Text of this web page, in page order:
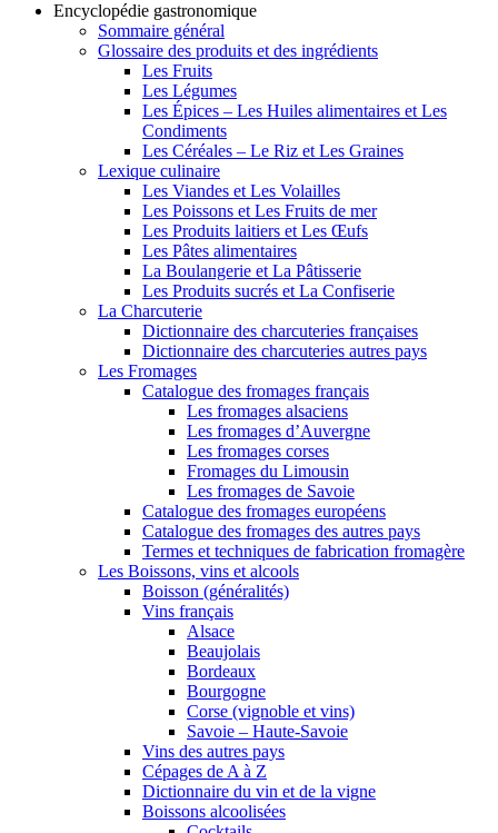
Encyclopédie gastronomique
Sommaire général
Glossaire des produits et des ingrédients
Les Fruits
Les Légumes
Les Épices – Les Huiles alimentaires et Les
Condiments
Les Céréales – Le Riz et Les Graines
Lexique culinaire
Les Viandes et Les Volailles
Les Poissons et Les Fruits de mer
Les Produits laitiers et Les Œufs
Les Pâtes alimentaires
La Boulangerie et La Pâtisserie
Les Produits sucrés et La Confiserie
La Charcuterie
Dictionnaire des charcuteries françaises
Dictionnaire des charcuteries autres pays
Les Fromages
Catalogue des fromages français
Les fromages alsaciens
Les fromages d’Auvergne
Les fromages corses
Fromages du Limousin
Les fromages de Savoie
Catalogue des fromages européens
Catalogue des fromages des autres pays
Termes et techniques de fabrication fromagère
Les Boissons, vins et alcools
Boisson (généralités)
Vins français
Alsace
Beaujolais
Bordeaux
Bourgogne
Corse (vignoble et vins)
Savoie – Haute-Savoie
Vins des autres pays
Cépages de A à Z
Dictionnaire du vin et de la vigne
Boissons alcoolisées